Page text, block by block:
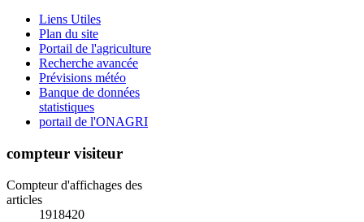
Liens Utiles
Plan du site
Portail de l'agriculture
Recherche avancée
Prévisions météo
Banque de données
statistiques
portail de l'ONAGRI
compteur visiteur
Compteur d'affichages des
articles
1918420